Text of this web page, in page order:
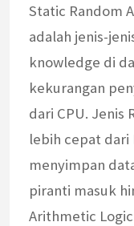
Static Random
adalah jenis-
knowledge di
kekurangan
dari CPU. Jenis
lebih cepat dari
menyimpan
piranti masuk
Arithmetic